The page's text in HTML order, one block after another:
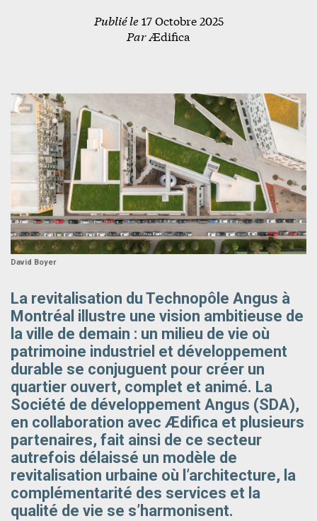
Événements et conférences
Publié le17 Octobre 2025
ParÆdifica
David Boyer
La revitalisation du Technopôle Angus à
Montréal illustre une vision ambitieuse de
la ville de demain : un milieu de vie où
patrimoine industriel et développement
durable se conjuguent pour créer un
quartier ouvert, complet et animé. La
Société de développement Angus (SDA),
en collaboration avec Ædifica et plusieurs
partenaires, fait ainsi de ce secteur
autrefois délaissé un modèle de
revitalisation urbaine où l’architecture, la
complémentarité des services et la
qualité de vie se s’harmonisent.